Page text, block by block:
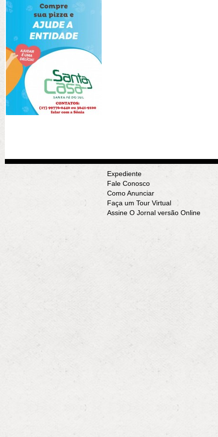
Expediente
Fale Conosco
Como Anunciar
Faça um Tour Virtual
Assine O Jornal versão Online